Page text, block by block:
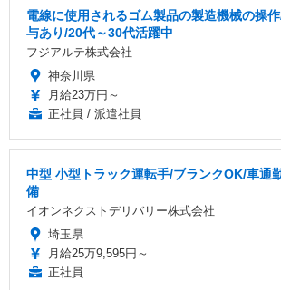
電線に使用されるゴム製品の製造機械の操
与あり/20代～30代活躍中
フジアルテ株式会社
神奈川県
月給23万円～
正社員 / 派遣社員
中型 小型トラック運転手/ブランクOK/車通
備
イオンネクストデリバリー株式会社
埼玉県
月給25万9,595円～
正社員